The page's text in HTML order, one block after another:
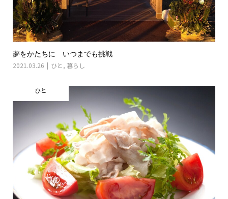
夢をかたちに いつまでも挑戦
2021.03.26 ひと , 暮らし
ひと